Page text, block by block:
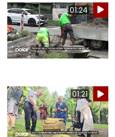
01:24
01:21